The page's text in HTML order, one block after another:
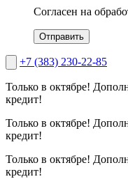
Согласен на
Отправить
+7 (383) 230-22-85
Только в октябре!
кредит!
Только в октябре!
кредит!
Только в октябре!
кредит!